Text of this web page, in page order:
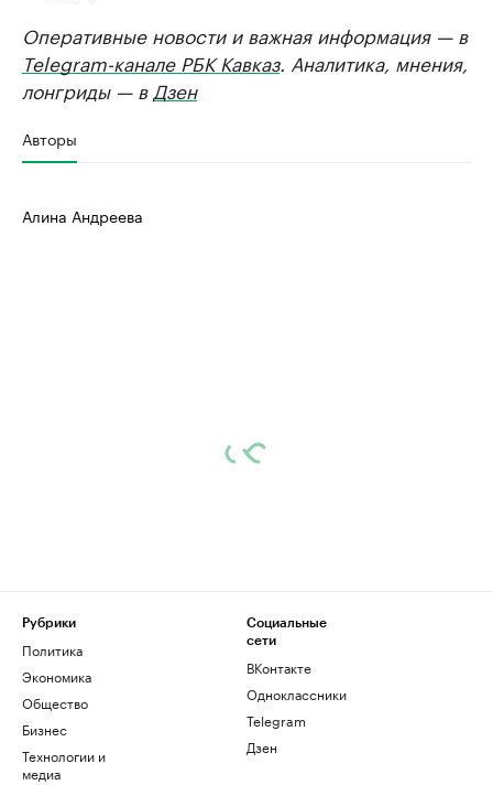
Оперативные новости и важная информация — в
Telegram-канале РБК Кавказ. Аналитика, мнения,
лонгриды — в Дзен
Авторы
Алина Андреева
Рубрики
Политика
Экономика
Общество
Бизнес
Технологии и
медиа
Социальные
сети
ВКонтакте
Одноклассники
Telegram
Дзен